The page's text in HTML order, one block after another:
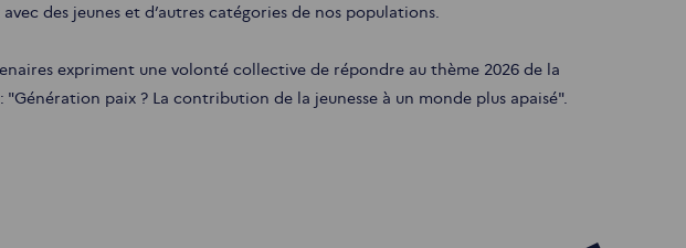
des jeunes et d’autres catégories de nos populations.
expriment une volonté collective de répondre au thème 2026 de la
paix ? La contribution de la jeunesse à un monde plus apaisé".